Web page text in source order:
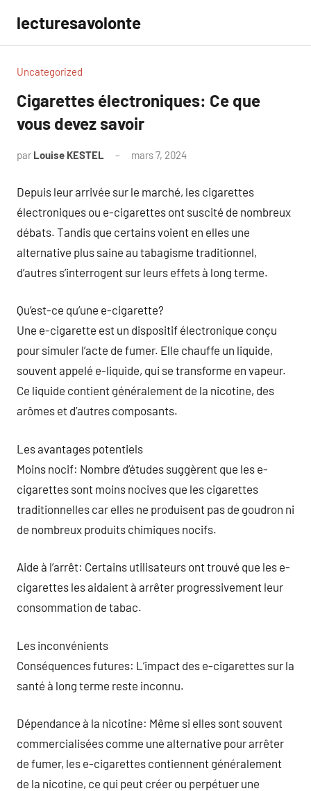
contenu
lecturesavolonte
Uncategorized
Cigarettes électroniques: Ce que
vous devez savoir
par Louise KESTEL mars 7, 2024
Depuis leur arrivée sur le marché, les cigarettes
électroniques ou e-cigarettes ont suscité de nombreux
débats. Tandis que certains voient en elles une
alternative plus saine au tabagisme traditionnel,
d’autres s’interrogent sur leurs effets à long terme.
Qu’est-ce qu’une e-cigarette?
Une e-cigarette est un dispositif électronique conçu
pour simuler l’acte de fumer. Elle chauffe un liquide,
souvent appelé e-liquide, qui se transforme en vapeur.
Ce liquide contient généralement de la nicotine, des
arômes et d’autres composants.
Les avantages potentiels
Moins nocif: Nombre d’études suggèrent que les e-
cigarettes sont moins nocives que les cigarettes
traditionnelles car elles ne produisent pas de goudron ni
de nombreux produits chimiques nocifs.
Aide à l’arrêt: Certains utilisateurs ont trouvé que les e-
cigarettes les aidaient à arrêter progressivement leur
consommation de tabac.
Les inconvénients
Conséquences futures: L’impact des e-cigarettes sur la
santé à long terme reste inconnu.
Dépendance à la nicotine: Même si elles sont souvent
commercialisées comme une alternative pour arrêter
de fumer, les e-cigarettes contiennent généralement
de la nicotine, ce qui peut créer ou perpétuer une